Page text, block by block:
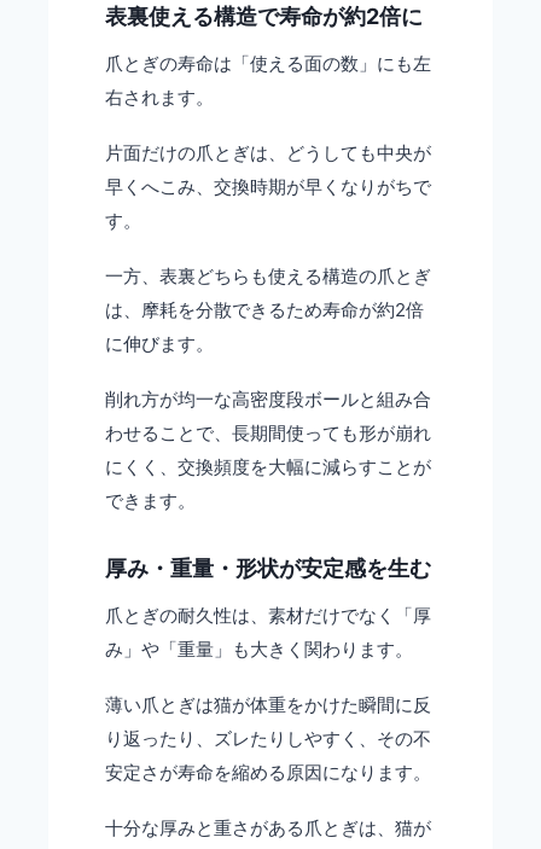
表裏使える構造で寿命が約2倍に
爪とぎの寿命は「使える面の数」にも左
右されます。
片面だけの爪とぎは、どうしても中央が
早くへこみ、交換時期が早くなりがちで
す。
一方、表裏どちらも使える構造の爪とぎ
は、摩耗を分散できるため寿命が約2倍
に伸びます。
削れ方が均一な高密度段ボールと組み合
わせることで、長期間使っても形が崩れ
にくく、交換頻度を大幅に減らすことが
できます。
厚み・重量・形状が安定感を生む
爪とぎの耐久性は、素材だけでなく「厚
み」や「重量」も大きく関わります。
薄い爪とぎは猫が体重をかけた瞬間に反
り返ったり、ズレたりしやすく、その不
安定さが寿命を縮める原因になります。
十分な厚みと重さがある爪とぎは、猫が